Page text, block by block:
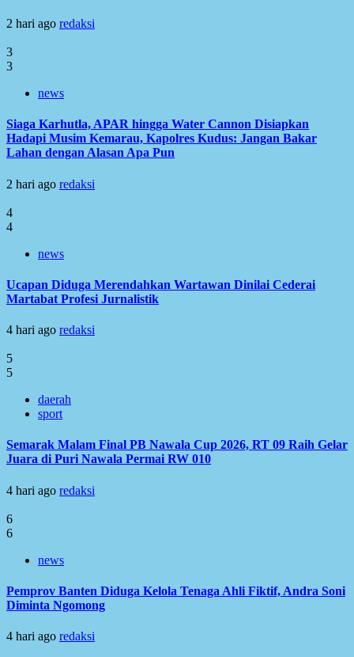
2 hari ago redaksi
3
3
news
Siaga Karhutla, APAR hingga Water Cannon Disiapkan
Hadapi Musim Kemarau, Kapolres Kudus: Jangan Bakar
Lahan dengan Alasan Apa Pun
2 hari ago redaksi
4
4
news
Ucapan Diduga Merendahkan Wartawan Dinilai Cederai
Martabat Profesi Jurnalistik
4 hari ago redaksi
5
5
daerah
sport
Semarak Malam Final PB Nawala Cup 2026, RT 09 Raih Gelar
Juara di Puri Nawala Permai RW 010
4 hari ago redaksi
6
6
news
Pemprov Banten Diduga Kelola Tenaga Ahli Fiktif, Andra Soni
Diminta Ngomong
4 hari ago redaksi